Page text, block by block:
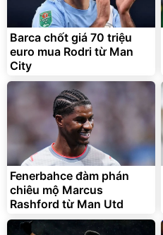
Barca chốt giá 70 triệu
euro mua Rodri từ Man
City
Fenerbahce đàm phán
chiêu mộ Marcus
Rashford từ Man Utd